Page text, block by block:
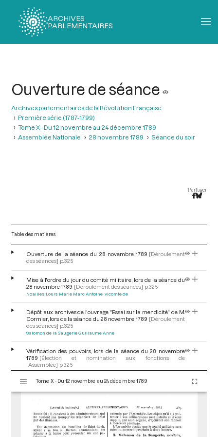
ARCHIVES
PARLEMENTAIRES
Ouverture de séance
Archives parlementaires de la Révolution Française
Première série (1787-1799)
Tome X - Du 12 novembre au 24 décembre 1789
Assemblée Nationale
28 novembre 1789 Séance du soir
Partager
Table des matières
Ouverture de la séance du 28 novembre 1789 [Déroulement
des séances] p.325
Mise à l'ordre du jour du comité militaire, lors de la séance du
28 novembre 1789 [Déroulement des séances] p.325
Noailles Louis Marie Marc Antoine, vicomte de
Dépôt aux archives de l'ouvrage "Essai sur la mendicité" de M.
Cormier, lors de la séance du 28 novembre 1789 [Déroulement
des séances] p.325
Salomon de la Saugerie Guillaume Anne
Vérification des pouvoirs, lors de la séance du 28 novembre
1789 [Élection et nomination aux fonctions de
l'Assemblée] p.325
Aubergeon de Murinais Guy-Joseph d'
Ordre du jour de la séance du 28 novembre 1789 : discussion de
l'affaire des impositions de la Champagne et celle de la
réclamation des colonies réunies [Déroulement des
s
Tome X - Du 12 novembre au 24 décembre 1789